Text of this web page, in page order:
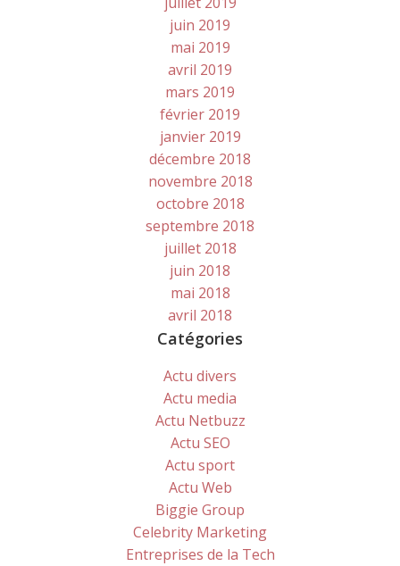
juin 2019
mai 2019
avril 2019
mars 2019
février 2019
janvier 2019
décembre 2018
novembre 2018
octobre 2018
septembre 2018
juillet 2018
juin 2018
mai 2018
avril 2018
Catégories
Actu divers
Actu media
Actu Netbuzz
Actu SEO
Actu sport
Actu Web
Biggie Group
Celebrity Marketing
Entreprises de la Tech